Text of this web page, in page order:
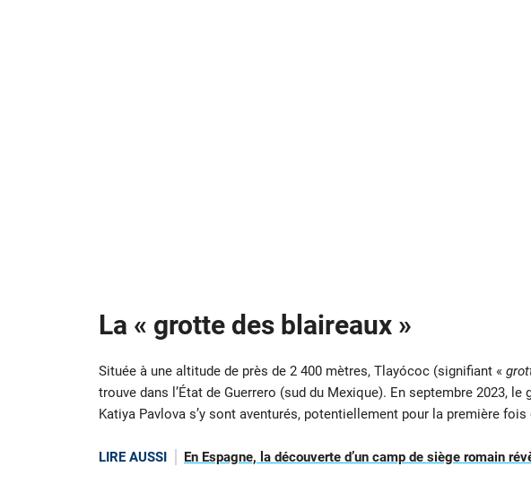
La « grotte des blaireaux »
Située à une altitude de près de 2 400 mètres, Tlayócoc (signifiant «
trouve dans l’État de Guerrero (sud du Mexique). En septembre 2023,
Katiya Pavlova s’y sont aventurés, potentiellement pour la première
LIRE AUSSI En Espagne, la découverte d’un camp de siège romain